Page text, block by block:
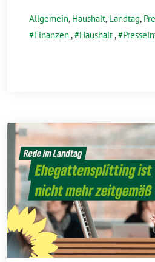
Allgemein, Haushalt, Landtag,
Finanzen, Haushalt,